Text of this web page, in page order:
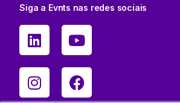
Siga a Evnts nas redes sociais